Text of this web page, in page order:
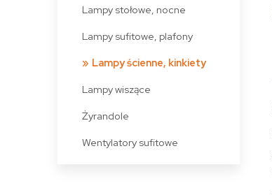
Lampy stołowe, nocne
Lampy sufitowe, plafony
Lampy ścienne, kinkiety
Lampy wiszące
Żyrandole
Wentylatory sufitowe